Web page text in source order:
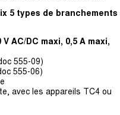
5 types de branchements
AC/DC maxi, 0,5 A maxi,
555-09)
555-06)
avec les appareils TC4 ou